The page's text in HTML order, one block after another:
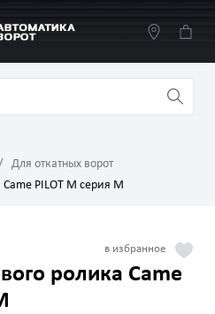
Для откатных ворот
PILOT M серия M
ролика Came